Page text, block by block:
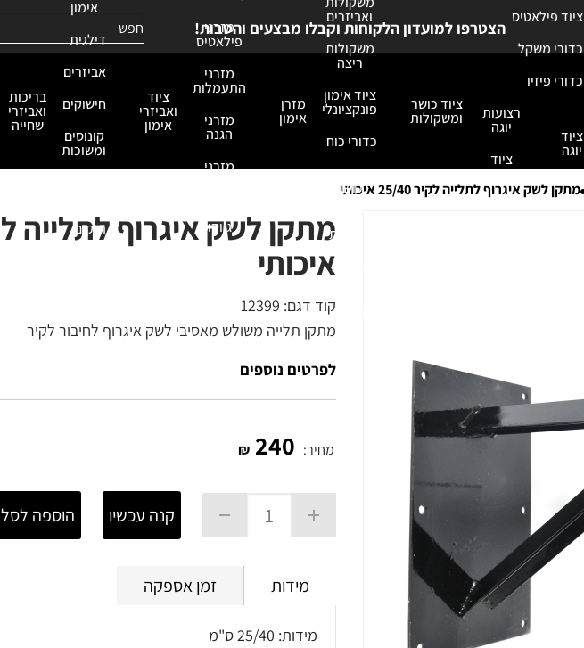
הצטרפו למועדון הלקוחות וקבלו מבצעים והטבות!
ציוד פילאטיס
כדורי משקל
כדורי פיזיו
ציוד
יוגה
רצועות
יוגה
ציוד
מדיטציה
ציוד כושר
ומשקולות
ואביזרים
משקולות
ריצה
ציוד אימון
פונקציונלי
כדורי כוח
אביזרי
כושר
גומיות
ורצועות
כפפות
מזרן
אימון
מזרני
פילאטיס
מזרני
התעמלות
מזרני
הגנה
מזרני
ג'ודו
ציוד
ואביזרי
אימון
אימון
דילגית
אביזרים
חישוקים
קונוסים
ומשוכות
תיקים
בריכות
ואביזרי
שחייה
מתקן לשק איגרוף לתלייה לקיר 25/40 איכותי
איכותי
קוד דגם: 12399
מתקן תלייה משולש מאסיבי לשק איגרוף לחיבור לקיר
לפרטים נוספים
מחיר: 240
₪
קנה עכשיו הוספה לסל
מידות זמן אספקה
מידות: 25/40 ס"מ